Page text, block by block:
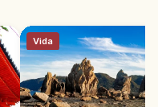
Vida